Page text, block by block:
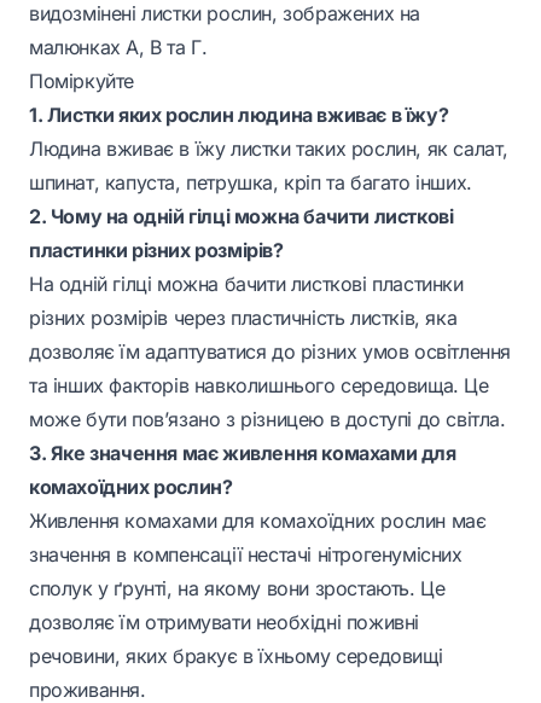
видозмінені листки рослин, зображених на
малюнках А, В та Г.
Поміркуйте
1. Листки яких рослин людина вживає в їжу?
Людина вживає в їжу листки таких рослин, як салат,
шпинат, капуста, петрушка, кріп та багато інших.
2. Чому на одній гілці можна бачити листкові
пластинки різних розмірів?
На одній гілці можна бачити листкові пластинки
різних розмірів через пластичність листків, яка
дозволяє їм адаптуватися до різних умов освітлення
та інших факторів навколишнього середовища. Це
може бути пов’язано з різницею в доступі до світла.
3. Яке значення має живлення комахами для
комахоїдних рослин?
Живлення комахами для комахоїдних рослин має
значення в компенсації нестачі нітрогенумісних
сполук у ґрунті, на якому вони зростають. Це
дозволяє їм отримувати необхідні поживні
речовини, яких бракує в їхньому середовищі
проживання.